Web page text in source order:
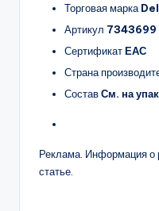
Торговая марка
Артикул 7343699
СертификатЕАС
Страна
СоставСм. на
Реклама. Информация о
статье.